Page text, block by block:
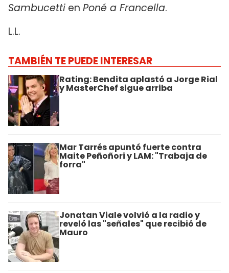
Sambucetti en Poné a Francella.
L.L.
TAMBIÉN TE PUEDE INTERESAR
Rating: Bendita aplastó a Jorge Rial
y MasterChef sigue arriba
Mar Tarrés apuntó fuerte contra
Maite Peñoñori y LAM: "Trabaja de
forra"
Jonatan Viale volvió a la radio y
reveló las "señales" que recibió de
Mauro